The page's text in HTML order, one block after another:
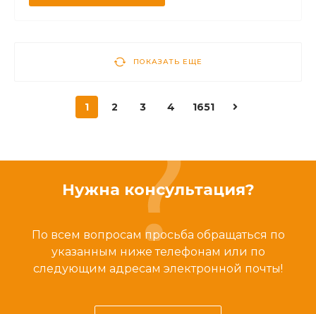
ПОКАЗАТЬ ЕЩЕ
1 2 3 4 1651
Нужна консультация?
По всем вопросам просьба обращаться по
указанным ниже телефонам или по
следующим адресам электронной почты!